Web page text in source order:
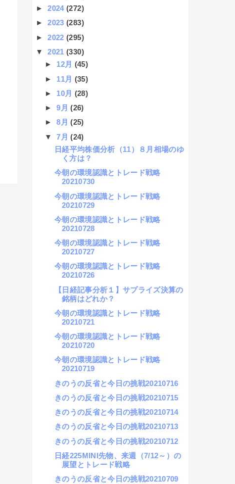
►2024(272)
►2023(283)
►2022(295)
▼2021(330)
► 12月 (45)
► 11月 (35)
► 10月 (28)
►9月(26)
►8月(25)
▼7月(24)
日経平均株価分析（11）８月相場のゆ
く方は？
今朝の環境認識とトレード戦略
20210730
今朝の環境認識とトレード戦略
20210729
今朝の環境認識とトレード戦略
20210728
今朝の環境認識とトレード戦略
20210727
今朝の環境認識とトレード戦略
20210726
【日経記事分析１】サプライズ決算の
銘柄はどれか？
今朝の環境認識とトレード戦略
20210721
今朝の環境認識とトレード戦略
20210720
今朝の環境認識とトレード戦略
20210719
きのうの反省と今日の挑戦20210716
きのうの反省と今日の挑戦20210715
きのうの反省と今日の挑戦20210714
きのうの反省と今日の挑戦20210713
きのうの反省と今日の挑戦20210712
日経225MINI先物、来週（7/12～）の
展望とトレード戦略
きのうの反省と今日の挑戦20210709